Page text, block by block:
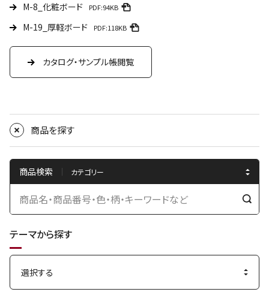
M-8_化粧ボード PDF:94KB
M-19_厚軽ボード PDF:118KB
カタログ・サンプル帳閲覧
商品を探す
商品検索
検
テーマから探す